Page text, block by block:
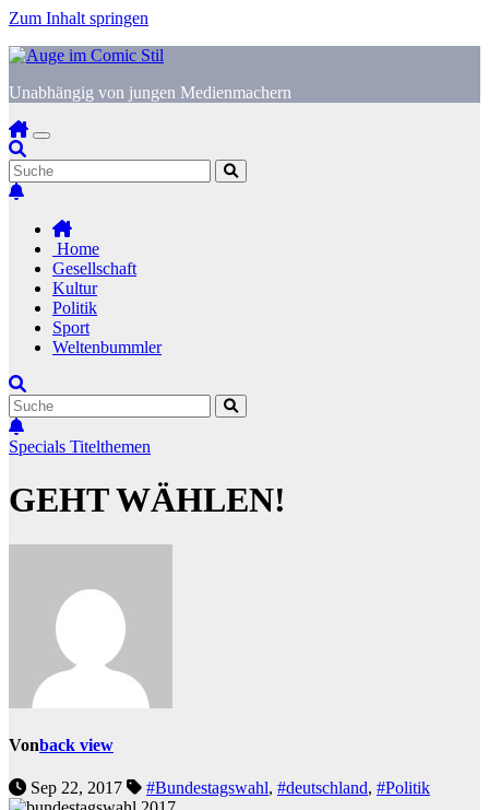
Zum Inhalt springen
Unabhängig von jungen Medienmachern
Home
Gesellschaft
Kultur
Politik
Sport
Weltenbummler
Specials Titelthemen
GEHT WÄHLEN!
Vonback view
Sep 22, 2017 #Bundestagswahl, #deutschland, #Politik